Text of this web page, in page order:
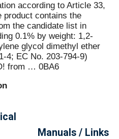
according to Article 33,
product contains the
the candidate list in
0.1% by weight: 1,2-
glycol dimethyl ether
4; EC No. 203-794-9)
from … 0BA6
Manuals / Links